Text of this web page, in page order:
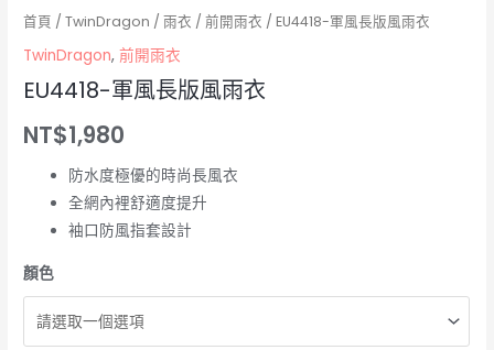
首頁 /TwinDragon /雨衣 /前開雨衣 / EU4418-軍風長版風雨衣
TwinDragon,前開雨衣
EU4418-軍風長版風雨衣
NT$1,980
防水度極優的時尚長風衣
全網內裡舒適度提升
袖口防風指套設計
顏色